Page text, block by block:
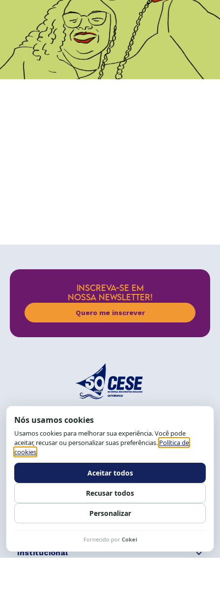
INSCREVA-SE EM
NOSSA NEWSLETTER!
Quero me inscrever
End.: R. da Graça, 150. Graça
CEP: 40.150-055
Salvador-BA, Brasil.
Tel.: (71) 2104-5457, Cel.: (71) 9 9239-2104 ou 2105
Expediente: 8h às 12h e 13 às 17h.
Siga nossas redes Fale conosco
Institucional